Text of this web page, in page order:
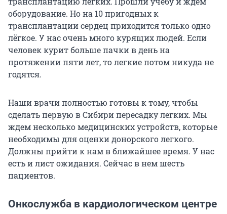
оборудование. Но на 10 пригодных к
трансплантации сердец приходится только одно
лёгкое. У нас очень много курящих людей. Если
человек курит больше пачки в день на
протяжении пяти лет, то легкие потом никуда не
годятся.
Наши врачи полностью готовы к тому, чтобы
сделать первую в Сибири пересадку легких. Мы
ждем несколько медицинских устройств, которые
необходимы для оценки донорского легкого.
Должны прийти к нам в ближайшее время. У нас
есть и лист ожидания. Сейчас в нем шесть
пациентов.
Онкослужба в кардиологическом центре